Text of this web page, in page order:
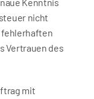
nicht
fehlerhaften
Vertrauen des
mit